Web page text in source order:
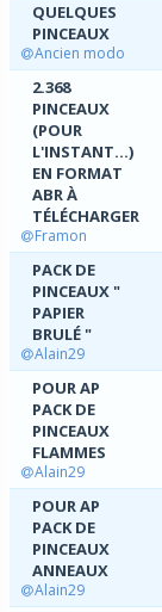
QUELQUES
PINCEAUX
Ancien modo
2.368
PINCEAUX
(POUR
L'INSTANT...)
EN FORMAT
ABR À
TÉLÉCHARGER
Framon
PACK DE
PINCEAUX "
PAPIER
BRULÉ "
Alain29
POUR AP
PACK DE
PINCEAUX
FLAMMES
Alain29
POUR AP
PACK DE
PINCEAUX
ANNEAUX
Alain29